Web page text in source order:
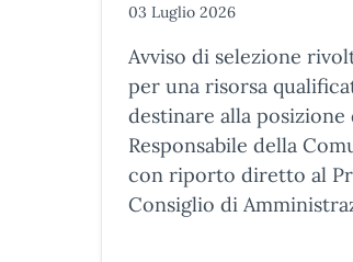
03 Luglio 2026
Avviso di selezione
per una risorsa
destinare alla posizione
Responsabile della
con riporto diretto al
Consiglio di